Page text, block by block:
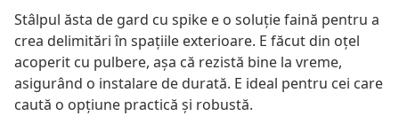
Stâlpul ăsta de gard cu spike e o soluție faină pentru a
crea delimitări în spațiile exterioare. E făcut din oțel
acoperit cu pulbere, așa că rezistă bine la vreme,
asigurând o instalare de durată. E ideal pentru cei care
caută o opțiune practică și robustă.